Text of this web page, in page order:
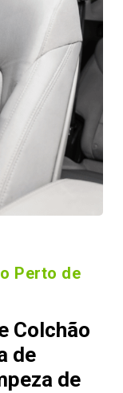
Perto de
Colchão
de
de